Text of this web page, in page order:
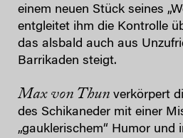
einem neuen Stück seines
entgleitet ihm die Kontrolle
das alsbald auch aus
Barrikaden steigt.
Max von Thun verkörpert
des Schikaneder mit einer
„gauklerischem“ Humor und